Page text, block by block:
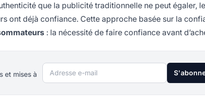
que la publicité traditionnelle ne peut égaler,
ont déjà confiance. Cette approche basée sur la
: la nécessité de faire confiance avant
et mises à
Adresse e-mail